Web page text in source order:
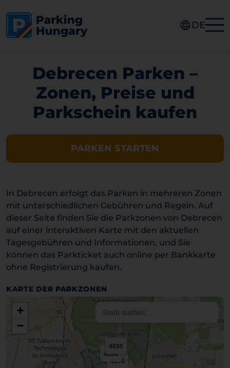
DE
Debrecen Parken –
Zonen, Preise und
Parkschein kaufen
PARKEN STARTEN
In Debrecen erfolgt das Parken in mehreren Zonen
mit unterschiedlichen Gebühren und Regeln. Auf
dieser Seite finden Sie die Parkzonen von Debrecen
auf einer interaktiven Karte mit den aktuellen
Tagesgebühren und Informationen, und Sie
können das Parkticket auch online per Bankkarte
ohne Registrierung kaufen.
KARTE DER PARKZONEN
4010
4034
4035
+
−